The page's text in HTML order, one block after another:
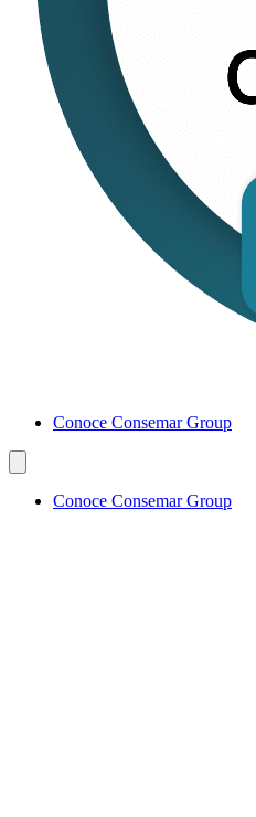
Conoce Consemar Group
Conoce Consemar Group